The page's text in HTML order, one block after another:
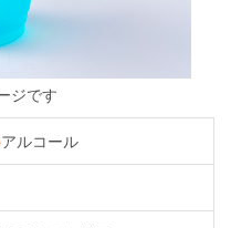
ジです
アルコール